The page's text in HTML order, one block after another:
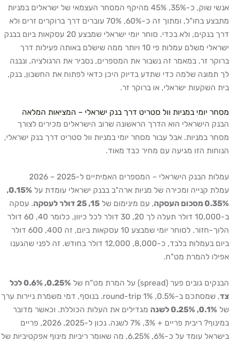
אנשי שוק, כ-35%, 45% מהיקף המסחר העצמאי של ישראלים במניות
מתבצע בחו"ל, ומתוך זה כ-60%, 70% עוברים דרך ברוקרים זרים ולא
דרך בנקים, ולא בכדי. סוחר יומי ישראלי שמבצע 20 עסקאות ביום בבנק
ישראלי משלם עמלות פי 10 ויותר ממה שישלם באותה פעילות דרך
ברוקר זר. במאמר זה נשבור את המספרים, נסביר את הרגולציה, ונבנה
לך תמונה שלמה כדי שתדע בדיוק היכן כדאי לפתוח את החשבון, בנק,
בית השקעות ישראלי, או ברוקר זר.
מסחר יומי במניות וול סטריט דרך בנק ישראלי – המציאות המלאה
הבנק הישראלי הוא הדרך הראשונה שרוב הישראלים מכירים לצורך
מסחר במניות. אבל עבור מסחר יומי במניות וול סטריט דרך בנק ישראלי,
הנוחות הזו מגיעה עם מחיר כבד מאוד.
עמלות הבנק הישראלי – המספרים האמיתיים ל-2025 – 2026
עמלת קנייה ומכירה של מניות ארה"ב בבנק ישראלי עומדת על
0.15%,
0.35% מסכום העסקה
, עם מינימום של 15, 25 דולר לעסקה
. עסקה
ב-10,000 דולר תעלה לך 20, 30 דולר לכל כיוון, כלומר 40, 60 דולר
הלוך-חזור. לסוחר יומי שמבצע 10 עסקאות ביום, זה 400, 600 דולר
ביום בעמלות בלבד, כ-8,000, 12,000 דולר בחודש. זה לפני שהגענו
אפילו להמרת מט"ח.
הבנקים גובים פער (spread) על המרת מט"ח של
0.25%, 0.6% לכל
צד
, שמסתכם ב-0.5%, 1% round-trip. בנוסף, דמי משמרת ניירות ערך
של 0.1%, 0.25% לשנה
מגדילים את העלות הכוללת. וכאשר מדובר
במינוף? ריבית פריים + 3%, 7% לשנה. נכון ל-2025, 2026, פריים
בישראל עומד על כ-6%, 6.25%, מה שאומר ריביות מינוף אפקטיביות של